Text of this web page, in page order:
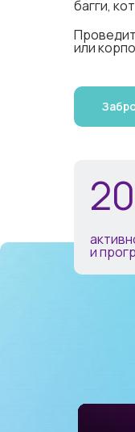
багги,
или
и